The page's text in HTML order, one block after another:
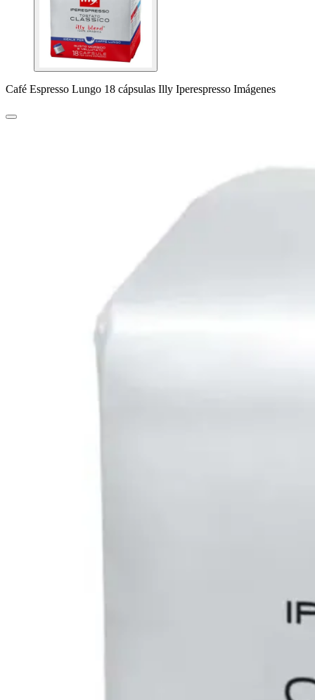
Café Espresso Lungo 18 cápsulas Illy Iperespresso Imágenes